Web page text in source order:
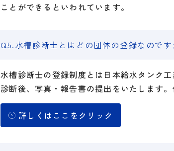
ことができるといわれています。
Q5.水槽診断士とはどの団体の登録なので
水槽診断士の登録制度とは日本給水タンク工
診断後、写真・報告書の提出をいたします
詳しくはここをクリック